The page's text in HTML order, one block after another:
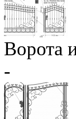
Ворота
-